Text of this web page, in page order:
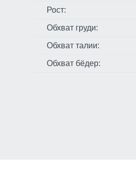
Рост:
Обхват груди:
Обхват талии:
Обхват бёдер: